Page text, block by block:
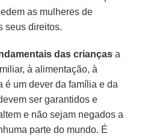
as mulheres de
seus direitos.
das crianças a
à alimentação, à
é um dever da família e da
ser garantidos e
e não sejam negados a
parte do mundo. É